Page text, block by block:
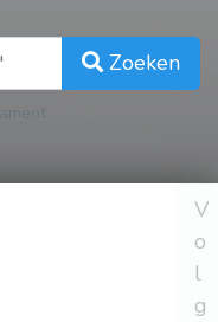
Zoeken
V
o
l
g